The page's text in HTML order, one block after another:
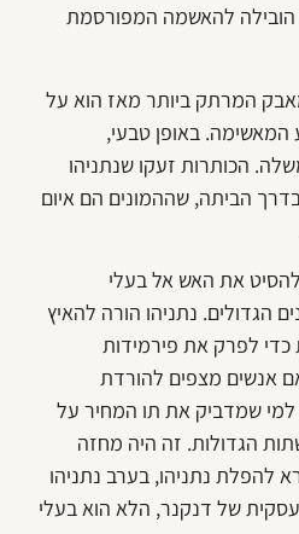
הובילה להאשמה המפורסמת
המרתק ביותר מאז הוא על
באופן טבעי,
הכותרות זעקו שנתניהו
הביתה, שההמונים הם איום
את האש אל בעלי
הגדולים. נתניהו הורה להאיץ
כדי לפרק את פירמידות
אנשים מצפים להורדת
למי שמדביק את תו המחיר על
הגדולות. זה היה מחזה
להפלת נתניהו, בערב נתניהו
של דנקנר, הלא הוא בעלי